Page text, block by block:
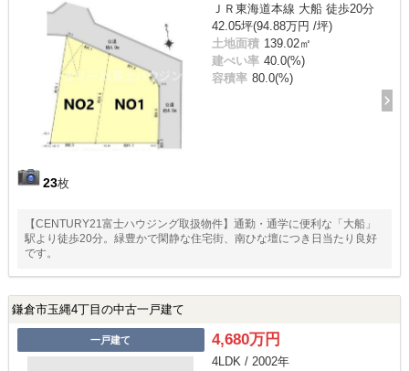
23枚
ＪＲ東海道本線 大船 徒歩20分
42.05坪(94.88万円 /坪)
土地面積 139.02㎡
建ぺい率 40.0(%)
容積率 80.0(%)
【CENTURY21富士ハウジング取扱物件】通勤・通学に便利な「大船」
駅より徒歩20分。緑豊かで閑静な住宅街、南ひな壇につき日当たり良好
です。
鎌倉市玉縄4丁目の中古一戸建て
一戸建て 4,680万円
4LDK / 2002年